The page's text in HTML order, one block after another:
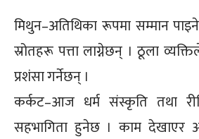
मिथुन–अतिथिका रूपमा सम्मान
स्रोतहरू पत्ता लाग्नेछन् । ठूला
प्रशंसा गर्नेछन् ।
कर्कट–आज धर्म संस्कृति तथा
सहभागिता हुनेछ । काम देखाएर